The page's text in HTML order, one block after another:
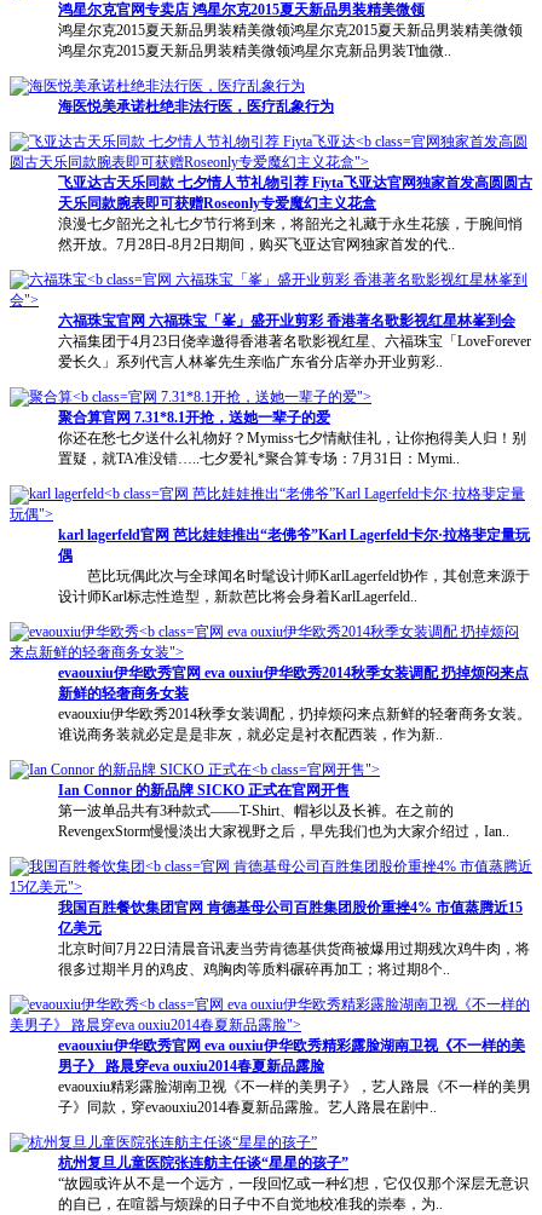
鸿星尔克官网专卖店 鸿星尔克2015夏天新品男装精美微领
鸿星尔克2015夏天新品男装精美微领鸿星尔克2015夏天新品男装精美微领
鸿星尔克2015夏天新品男装精美微领鸿星尔克新品男装T恤微..
海医悦美承诺杜绝非法行医，医疗乱象行为
官网独家首发高圆
圆古天乐同款腕表即可获赠Roseonly专爱魔幻主义花盒">
飞亚达古天乐同款 七夕情人节礼物引荐 Fiyta飞亚达官网独家首发高圆圆古
天乐同款腕表即可获赠Roseonly专爱魔幻主义花盒
浪漫七夕韶光之礼七夕节行将到来，将韶光之礼藏于永生花簇，于腕间悄
然开放。7月28日-8月2日期间，购买飞亚达官网独家首发的代..
官网 六福珠宝「峯」盛开业剪彩 香港著名歌影视红星林峯到
会">
六福珠宝官网 六福珠宝「峯」盛开业剪彩 香港著名歌影视红星林峯到会
六福集团于4月23日侥幸邀得香港著名歌影视红星、六福珠宝「LoveForever
爱长久」系列代言人林峯先生亲临广东省分店举办开业剪彩..
官网 7.31*8.1开抢，送她一辈子的爱">
聚合算官网 7.31*8.1开抢，送她一辈子的爱
你还在愁七夕送什么礼物好？Mymiss七夕情献佳礼，让你抱得美人归！别
置疑，就TA准没错…..七夕爱礼*聚合算专场：7月31日：Mymi..
官网 芭比娃娃推出“老佛爷”Karl Lagerfeld卡尔·拉格斐定量
玩偶">
karl lagerfeld官网 芭比娃娃推出“老佛爷”Karl Lagerfeld卡尔·拉格斐定量玩
偶
芭比玩偶此次与全球闻名时髦设计师KarlLagerfeld协作，其创意来源于
设计师Karl标志性造型，新款芭比将会身着KarlLagerfeld..
官网 eva ouxiu伊华欧秀2014秋季女装调配 扔掉烦闷
来点新鲜的轻奢商务女装">
evaouxiu伊华欧秀官网 eva ouxiu伊华欧秀2014秋季女装调配 扔掉烦闷来点
新鲜的轻奢商务女装
evaouxiu伊华欧秀2014秋季女装调配，扔掉烦闷来点新鲜的轻奢商务女装。
谁说商务装就必定是是非灰，就必定是衬衣配西装，作为新..
官网开售">
Ian Connor 的新品牌 SICKO 正式在官网开售
第一波单品共有3种款式——T-Shirt、帽衫以及长裤。在之前的
RevengexStorm慢慢淡出大家视野之后，早先我们也为大家介绍过，Ian..
官网 肯德基母公司百胜集团股价重挫4% 市值蒸腾近
15亿美元">
我国百胜餐饮集团官网 肯德基母公司百胜集团股价重挫4% 市值蒸腾近15
亿美元
北京时间7月22日清晨音讯麦当劳肯德基供货商被爆用过期残次鸡牛肉，将
很多过期半月的鸡皮、鸡胸肉等质料碾碎再加工；将过期8个..
官网 eva ouxiu伊华欧秀精彩露脸湖南卫视《不一样的
美男子》 路晨穿eva ouxiu2014春夏新品露脸">
evaouxiu伊华欧秀官网 eva ouxiu伊华欧秀精彩露脸湖南卫视《不一样的美
男子》 路晨穿eva ouxiu2014春夏新品露脸
evaouxiu精彩露脸湖南卫视《不一样的美男子》，艺人路晨《不一样的美男
子》同款，穿evaouxiu2014春夏新品露脸。艺人路晨在剧中..
杭州复旦儿童医院张连舫主任谈“星星的孩子”
“故园或许从不是一个远方，一段回忆或一种幻想，它仅仅那个深层无意识
的自已，在喧嚣与烦躁的日子中不自觉地校准我的崇奉，为..